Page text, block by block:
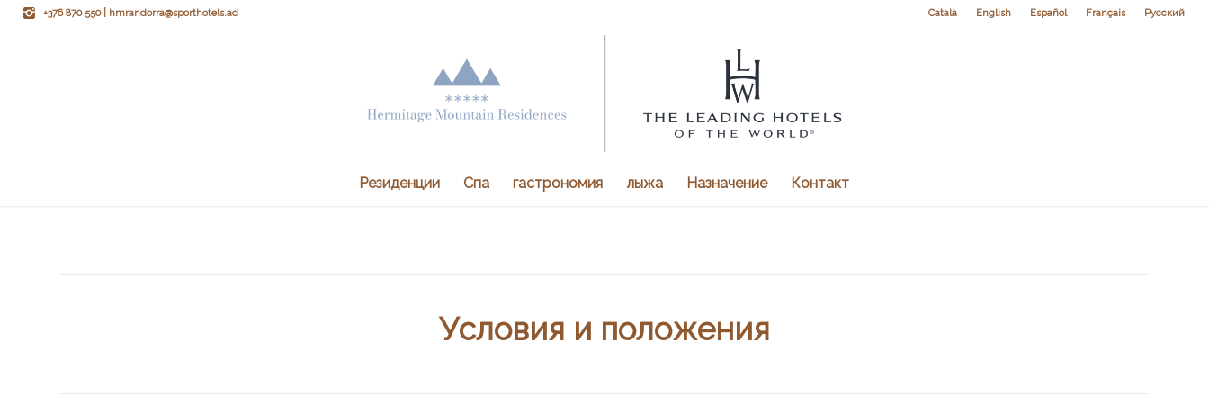
Català English Español Français Русский
+376 870 550 | hmrandorra@sporthotels.ad
Резиденции Спа гастрономия лыжа Назначение Контакт
Условия и положения